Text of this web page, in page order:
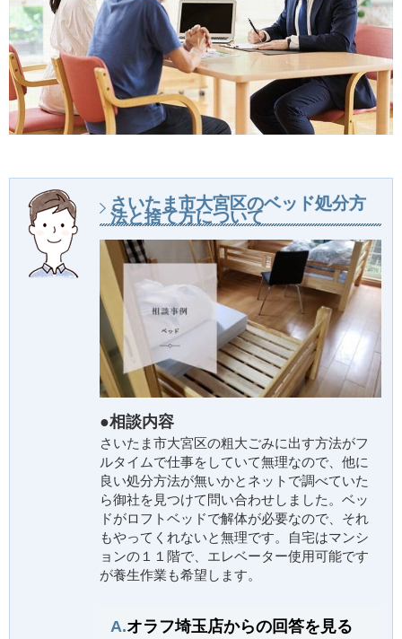
さいたま市大宮区のベッド処分方
法と捨て方について
●相談内容
さいたま市大宮区の粗大ごみに出す方法がフ
ルタイムで仕事をしていて無理なので、他に
良い処分方法が無いかとネットで調べていた
ら御社を見つけて問い合わせしました。ベッ
ドがロフトベッドで解体が必要なので、それ
もやってくれないと無理です。自宅はマンシ
ョンの１１階で、エレベーター使用可能です
が養生作業も希望します。
A.オラフ埼玉店からの回答を見る